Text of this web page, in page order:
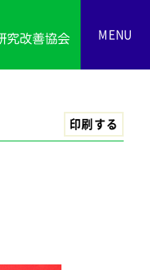
MENU
印刷する